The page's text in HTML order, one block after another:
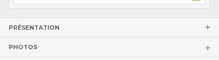
PRÉSENTATION
PHOTOS